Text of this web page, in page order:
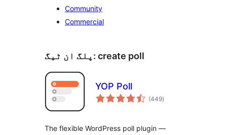
Community
Commercial
پلگ ان ٹیگ: create poll
YOP Poll
(449مجموعی
درجہ
)
The flexible WordPress poll plugin —